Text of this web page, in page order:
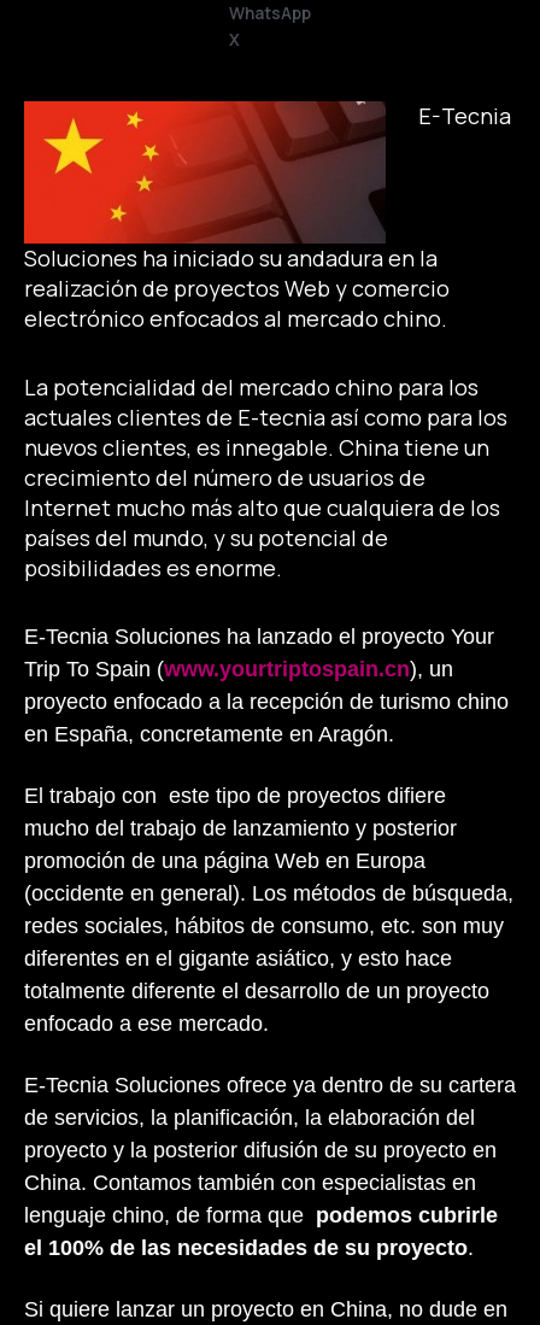
WhatsApp
X
E-Tecnia
Soluciones ha iniciado su andadura en la
realización de proyectos Web y comercio
electrónico enfocados al mercado chino.
La potencialidad del mercado chino para los
actuales clientes de E-tecnia así como para los
nuevos clientes, es innegable. China tiene un
crecimiento del número de usuarios de
Internet mucho más alto que cualquiera de los
países del mundo, y su potencial de
posibilidades es enorme.
E-Tecnia Soluciones ha lanzado el proyecto Your
Trip To Spain (www.yourtriptospain.cn), un
proyecto enfocado a la recepción de turismo chino
en España, concretamente en Aragón.
El trabajo con este tipo de proyectos difiere
mucho del trabajo de lanzamiento y posterior
promoción de una página Web en Europa
(occidente en general). Los métodos de búsqueda,
redes sociales, hábitos de consumo, etc. son muy
diferentes en el gigante asiático, y esto hace
totalmente diferente el desarrollo de un proyecto
enfocado a ese mercado.
E-Tecnia Soluciones ofrece ya dentro de su cartera
de servicios, la planificación, la elaboración del
proyecto y la posterior difusión de su proyecto en
China. Contamos también con especialistas en
lenguaje chino, de forma que podemos cubrirle
el 100% de las necesidades de su proyecto.
Si quiere lanzar un proyecto en China, no dude en